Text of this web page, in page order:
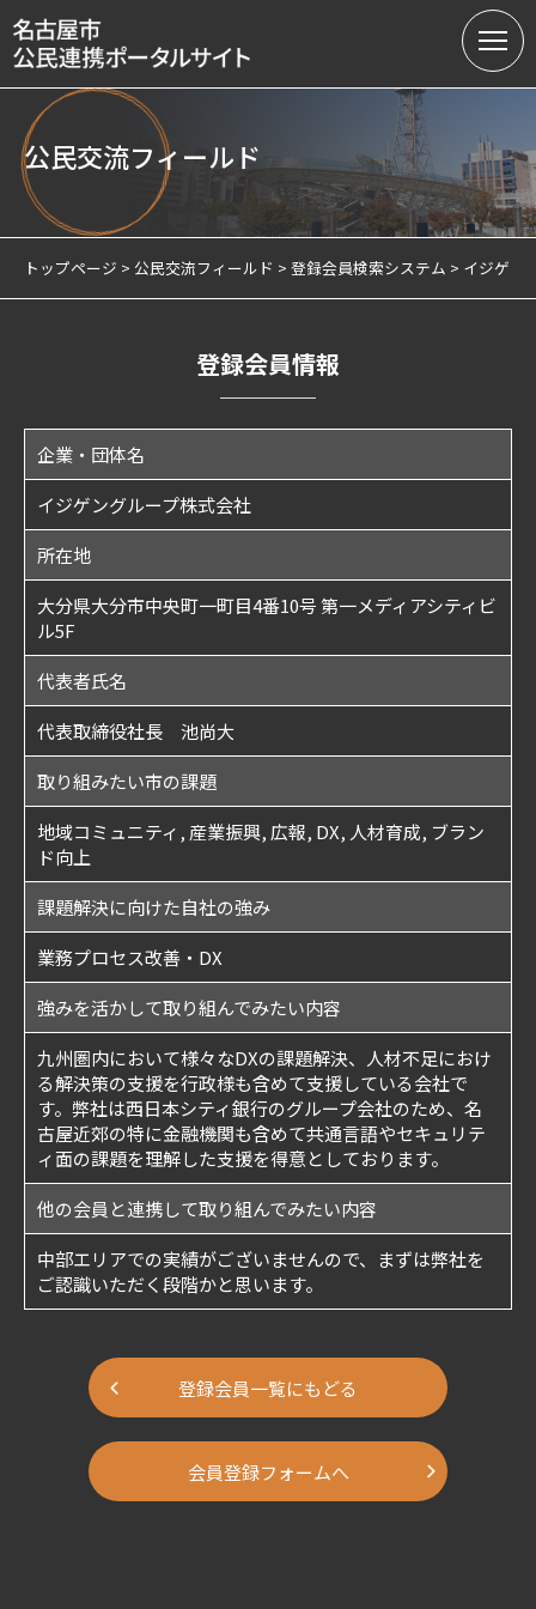
名古屋市の公民連携
提案募集中の課題（テーマ型）
提案受付（テーマ型・フリー型）
サテライトオフィスについて
公民交流フィールド
トップページ 公民交流フィールド 登録会員検索システム イジゲン
登録会員情報
企業・団体名
イジゲングループ株式会社
所在地
大分県大分市中央町一町目4番10号 第一メディアシティビ
ル5F
代表者氏名
代表取締役社長 池尚大
取り組みたい市の課題
地域コミュニティ, 産業振興, 広報, DX, 人材育成, ブラン
ド向上
課題解決に向けた自社の強み
業務プロセス改善・DX
強みを活かして取り組んでみたい内容
九州圏内において様々なDXの課題解決、人材不足におけ
る解決策の支援を行政様も含めて支援している会社で
す。弊社は西日本シティ銀行のグループ会社のため、名
古屋近郊の特に金融機関も含めて共通言語やセキュリテ
ィ面の課題を理解した支援を得意としております。
他の会員と連携して取り組んでみたい内容
中部エリアでの実績がございませんので、まずは弊社を
ご認識いただく段階かと思います。
登録会員一覧にもどる
会員登録フォームへ